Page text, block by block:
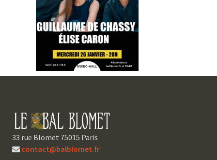
33 rue Blomet 75015 Paris
contact@balblomet.fr